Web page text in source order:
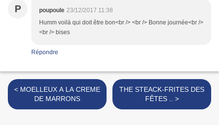
P poupoule 23/12/2017 11:38
Humm voilà qui doit être bon<br /> <br /> Bonne journée<br />
<br /> bises
Répondre
< MOELLEUX A LA CREME
DE MARRONS
THE STEACK-FRITES DES
FÊTES .. >